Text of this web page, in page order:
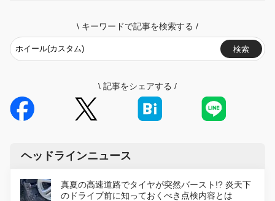
\ キーワードで記事を検索する /
検索
\ 記事をシェアする /
ヘッドラインニュース
真夏の高速道路でタイヤが突然バースト!? 炎天下
のドライブ前に知っておくべき点検内容とは